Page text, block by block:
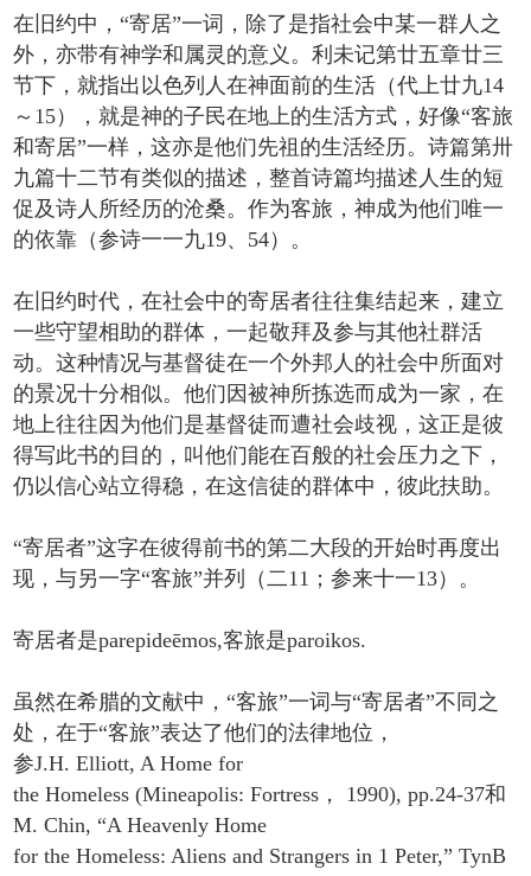
在旧约中，“寄居”一词，除了是指社会中某一群人之
外，亦带有神学和属灵的意义。利未记第廿五章廿三
节下，就指出以色列人在神面前的生活（代上廿九14
～15），就是神的子民在地上的生活方式，好像“客旅
和寄居”一样，这亦是他们先祖的生活经历。诗篇第卅
九篇十二节有类似的描述，整首诗篇均描述人生的短
促及诗人所经历的沧桑。作为客旅，神成为他们唯一
的依靠（参诗一一九19、54）。
在旧约时代，在社会中的寄居者往往集结起来，建立
一些守望相助的群体，一起敬拜及参与其他社群活
动。这种情况与基督徒在一个外邦人的社会中所面对
的景况十分相似。他们因被神所拣选而成为一家，在
地上往往因为他们是基督徒而遭社会歧视，这正是彼
得写此书的目的，叫他们能在百般的社会压力之下，
仍以信心站立得稳，在这信徒的群体中，彼此扶助。
“寄居者”这字在彼得前书的第二大段的开始时再度出
现，与另一字“客旅”并列（二11；参来十一13）。
寄居者是parepideēmos,客旅是paroikos.
虽然在希腊的文献中，“客旅”一词与“寄居者”不同之
处，在于“客旅”表达了他们的法律地位，
参J.H. Elliott, A Home for
the Homeless (Mineapolis: Fortress， 1990), pp.24-37和
M. Chin, “A Heavenly Home
for the Homeless: Aliens and Strangers in 1 Peter,” TynB